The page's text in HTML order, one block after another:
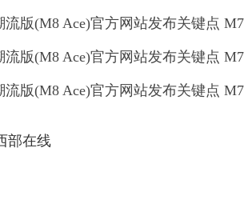
部在线